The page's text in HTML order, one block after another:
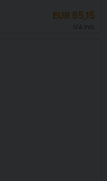
EUR 65,15
IVA incl.